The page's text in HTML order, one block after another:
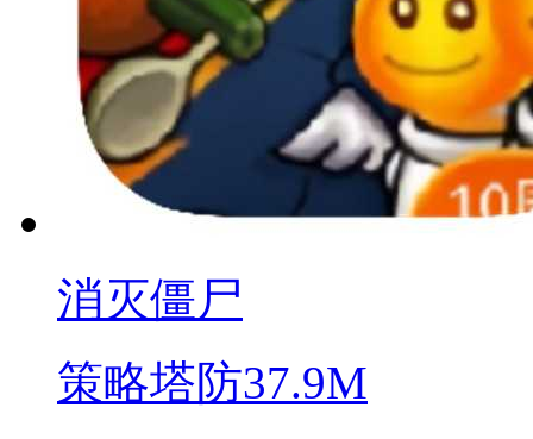
消灭僵尸
策略塔防37.9M